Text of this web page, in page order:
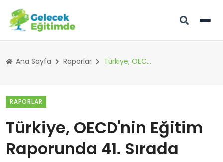
Ana Sayfa Raporlar Türkiye, OECD'nin Eğitim Raporunda 41. Sırada
RAPORLAR
Türkiye, OECD'nin Eğitim
Raporunda 41. Sırada